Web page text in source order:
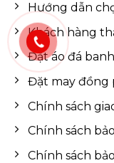
Hướng dẫn
Khách hàng
Đặt áo đá
Đặt may đồng
Chính sách
Chính sách
Chính sách